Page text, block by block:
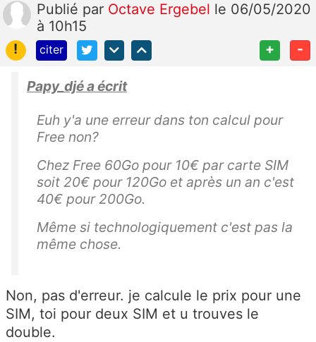
Publié par Octave Ergebel le 06/05/2020
à 10h15
!
citer + -
Papy_djé a écrit
Euh y'a une erreur dans ton calcul pour
Free non?
Chez Free 60Go pour 10€ par carte SIM
soit 20€ pour 120Go et après un an c'est
40€ pour 200Go.
Même si technologiquement c'est pas la
même chose.
Non, pas d'erreur. je calcule le prix pour une
SIM, toi pour deux SIM et u trouves le
double.